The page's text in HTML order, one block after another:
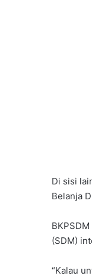
Di sisi
Belanja
(SDM)
“Kalau